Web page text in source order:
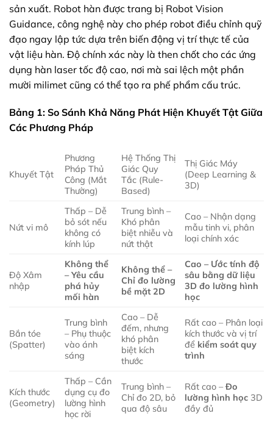
sản xuất. Robot hàn được trang bị Robot Vision
Guidance, công nghệ này cho phép robot điều chỉnh quỹ
đạo ngay lập tức dựa trên biến động vị trí thực tế của
vật liệu hàn. Độ chính xác này là then chốt cho các ứng
dụng hàn laser tốc độ cao, nơi mà sai lệch một phần
mười milimet cũng có thể tạo ra phế phẩm cấu trúc.
Bảng 1: So Sánh Khả Năng Phát Hiện Khuyết Tật Giữa
Các Phương Pháp
Khuyết Tật
Phương
Pháp Thủ
Công (Mắt
Thường)
Hệ Thống Thị
Giác Quy
Tắc (Rule-
Based)
Thị Giác Máy
(Deep Learning &
3D)
Nứt vi mô
Thấp – Dễ
bỏ sót nếu
không có
kính lúp
Trung bình –
Khó phân
biệt nhiễu và
nứt thật
Cao – Nhận dạng
mẫu tinh vi, phân
loại chính xác
Độ Xâm
nhập
Không thể
– Yêu cầu
phá hủy
mối hàn
Không thể –
Chỉ đo lường
bề mặt 2D
Cao – Ước tính độ
sâu bằng dữ liệu
3D đo lường hình
học
Bắn tóe
(Spatter)
Trung bình
– Phụ thuộc
vào ánh
sáng
Cao – Dễ
đếm, nhưng
khó phân
biệt kích
thước
Rất cao – Phân loại
kích thước và vị trí
để kiểm soát quy
trình
Kích thước
(Geometry)
Thấp – Cần
dụng cụ đo
lường hình
học rời
Trung bình –
Chỉ đo 2D, bỏ
qua độ sâu
Rất cao –Đo
lường hình học 3D
đầy đủ